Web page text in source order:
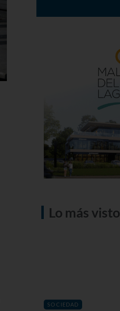
Lo más visto
SOCIEDAD